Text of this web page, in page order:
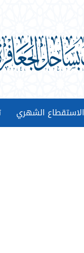
الاستقطاع الشهري